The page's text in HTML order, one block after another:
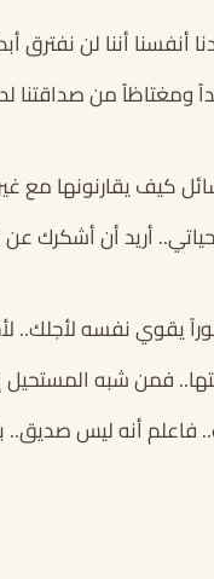
أنفسنا أننا لن نفترق
ومغتاظاً من صداقتنا
كيف يقارنونها مع
أريد أن أشكرك عن
يقوي نفسه لأجلك..
فمن شبه المستحيل
فاعلم أنه ليس صديق..